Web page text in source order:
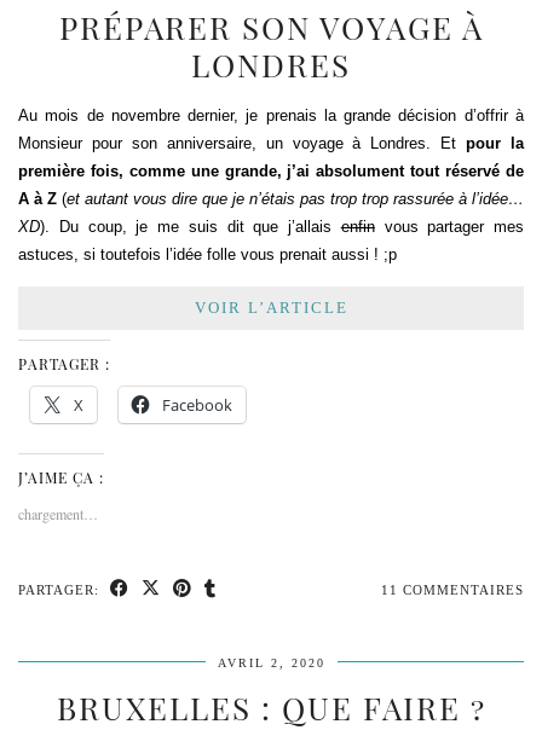
PRÉPARER SON VOYAGE À
LONDRES
Au mois de novembre dernier, je prenais la grande décision d’offrir à
Monsieur pour son anniversaire, un voyage à Londres. Etpour la
première fois, comme une grande, j’ai absolument tout réservé de
A à Z (et autant vous dire que je n’étais pas trop trop rassurée à l’idée…
XD). Du coup, je me suis dit que j’allaisenfinvous partager mes
astuces, si toutefois l’idée folle vous prenait aussi ! ;p
VOIR L’ARTICLE
PARTAGER :
X Facebook
J’AIME ÇA :
chargement…
PARTAGER: 11 COMMENTAIRES
AVRIL 2, 2020
BRUXELLES : QUE FAIRE ?